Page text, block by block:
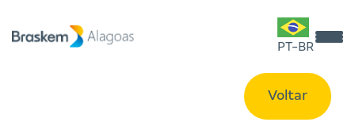
PT-BR
Voltar